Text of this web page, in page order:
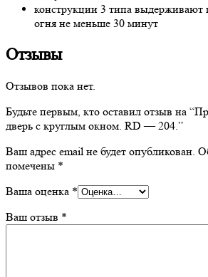
конструкции 3 типа выдерживают
огня не меньше 30 минут
Отзывы
Отзывов пока нет.
Будьте первым, кто оставил отзыв на
дверь с круглым окном. RD — 204.”
Ваш адрес email не будет опубликован.
помечены *
Ваша оценка *
Ваш отзыв *